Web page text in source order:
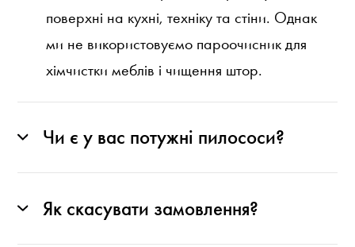
поверхні на кухні, техніку та стіни. Однак
ми не використовуємо пароочисник для
хімчистки меблів і чищення штор.
Чи є у вас потужні пилососи?
Як скасувати замовлення?